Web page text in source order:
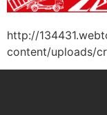
http://
content/uploads/